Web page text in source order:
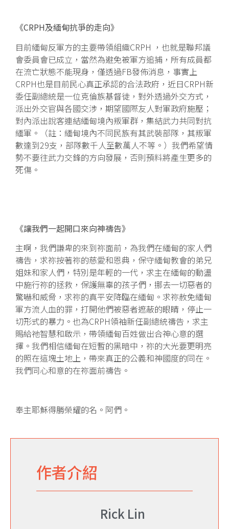
《CRPH及緬甸抗爭的走向》
目前緬甸反軍方的主要帶領組織CRPH ，也就是聯邦議
會委員會已成立，當然為避免被軍方追捕，所有成員都
在流亡狀態不能現身，僅透過FB發佈消息，事實上
CRPH也是目前民心真正承認的合法政府，近日CRPH新
委任副總統是一位克倫族基督徒，對外透過外交方式，
派出外交官與各國交涉，期望國際友人對軍政府施壓；
對內派出說客連結緬甸境內叛軍群，集結武力共同對抗
緬軍。（註：緬甸境內不同民族有其武裝部隊，其叛軍
數達到29支，部隊數千人至數萬人不等。）我們希望情
勢不要往武力交鋒的方向發展，否則預料將產生更多的
死傷。
《讓我們一起開口來向神禱告》
主啊，我們謙卑的來到祢面前，為我們在緬甸的家人們
禱告，求祢按著祢的慈愛和恩典，保守緬甸教會的弟兄
姐妹和家人們，特別是年輕的一代，求主在緬甸的動盪
中施行祢的拯救，保護無辜的孩子們，挪去一切惡者的
驚嚇和威脅，求祢的真平安降臨在緬甸。求祢赦免緬甸
軍方流人血的罪，打開他們被惡者遮蔽的眼睛，停止一
切形式的暴力。也為CRPH領袖新任副總統禱告，求主
賜給祂智慧和啟示，帶領緬甸百姓做出合神心意的選
擇。我們相信緬甸在短暫的黑暗中，祢的大光要更明亮
的照在這塊土地上，帶來真正的公義和神國度的同在。
我們同心和意的在祢面前禱告。
奉主耶穌得勝榮耀的名。阿們。
作者介紹
Rick Lin